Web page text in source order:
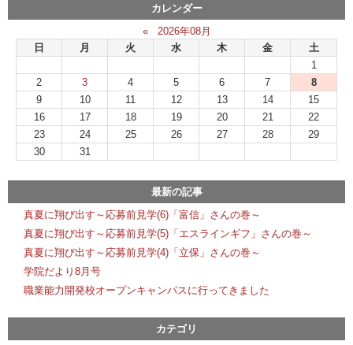
カレンダー
«
2026年08月
日
月 火 水 木 金
土
1
2
3 4 5 6 7
8
9
10 11 12 13 14
15
16
17 18 19 20 21
22
23
24 25 26 27 28
29
30
31
最新の記事
真夏に翔び出す～応募前見学(6)「富信」さんの巻～
真夏に翔び出す～応募前見学(5)「エスラインギフ」さんの巻～
真夏に翔び出す～応募前見学(4)「立保」さんの巻～
学院だより8月号
職業能力開発校オープンキャンパスに行ってきました
カテゴリ